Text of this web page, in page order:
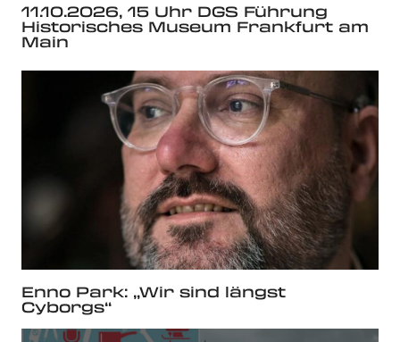
11.10.2026, 15 Uhr DGS Führung
Historisches Museum Frankfurt am
Main
Enno Park: „Wir sind längst
Cyborgs“